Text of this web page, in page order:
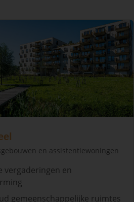
en assistentiewoningen
vergaderingen en
gemeenschappelijke ruimtes